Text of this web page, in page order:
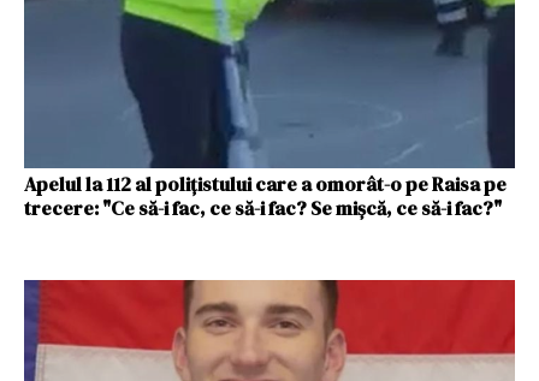
Apelul la 112 al polițistului care a omorât-o pe Raisa pe
trecere: "Ce să-i fac, ce să-i fac? Se mişcă, ce să-i fac?"